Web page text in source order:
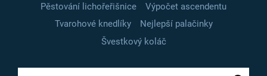
Pěstování lichořeřišnice
Výpočet ascendentu
Tvarohové knedlíky
Nejlepší palačinky
Švestkový koláč